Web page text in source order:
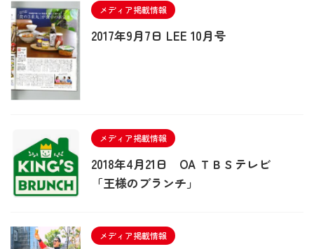
メディア掲載情報
2017年9月7日 LEE 10月号
メディア掲載情報
2018年4月21日 OA ＴＢＳテレビ
「王様のブランチ」
メディア掲載情報